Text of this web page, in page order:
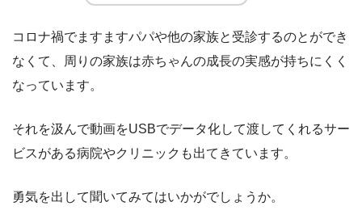
コロナ禍でますますパパや他の家族と受診するのとができ
なくて、周りの家族は赤ちゃんの成長の実感が持ちにくく
なっています。
それを汲んで動画をUSBでデータ化して渡してくれるサー
ビスがある病院やクリニックも出てきています。
勇気を出して聞いてみてはいかがでしょうか。